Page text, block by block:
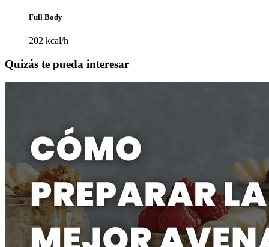
Full Body
202 kcal/h
Quizás te pueda interesar